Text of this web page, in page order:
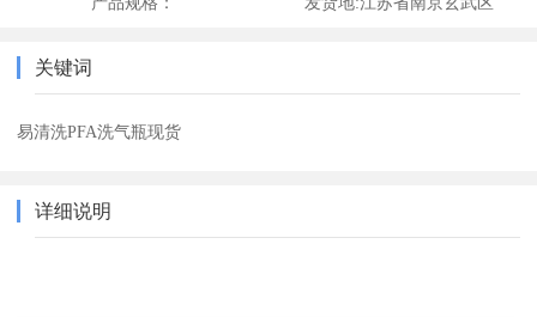
关键词
易清洗PFA洗气瓶现货
详细说明